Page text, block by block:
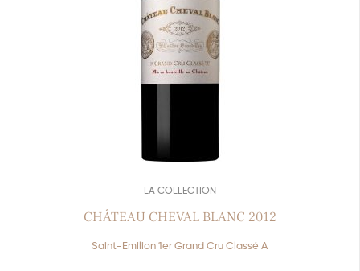
LA COLLECTION
CHÂTEAU CHEVAL BLANC 2012
Saint-Emilion 1er Grand Cru Classé A